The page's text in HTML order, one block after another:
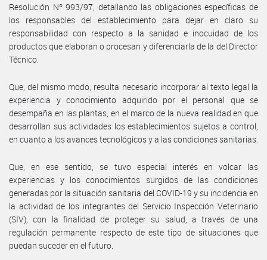
Resolución Nº 993/97, detallando las obligaciones específicas de
los responsables del establecimiento para dejar en claro su
responsabilidad con respecto a la sanidad e inocuidad de los
productos que elaboran o procesan y diferenciarla de la del Director
Técnico.
Que, del mismo modo, resulta necesario incorporar al texto legal la
experiencia y conocimiento adquirido por el personal que se
desempaña en las plantas, en el marco de la nueva realidad en que
desarrollan sus actividades los establecimientos sujetos a control,
en cuanto a los avances tecnológicos y a las condiciones sanitarias.
Que, en ese sentido, se tuvo especial interés en volcar las
experiencias y los conocimientos surgidos de las condiciones
generadas por la situación sanitaria del COVID-19 y su incidencia en
la actividad de los integrantes del Servicio Inspección Veterinario
(SIV), con la finalidad de proteger su salud, a través de una
regulación permanente respecto de este tipo de situaciones que
puedan suceder en el futuro.